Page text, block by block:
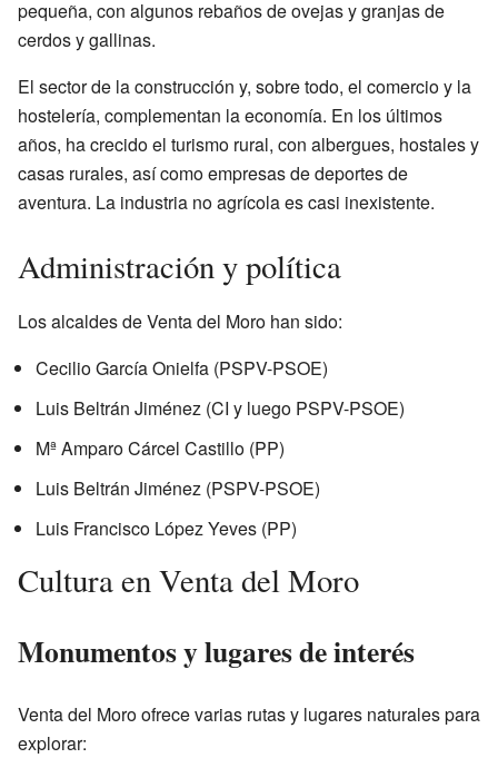
pequeña, con algunos rebaños de ovejas y granjas de
cerdos y gallinas.
El sector de la construcción y, sobre todo, el comercio y la
hostelería, complementan la economía. En los últimos
años, ha crecido el turismo rural, con albergues, hostales y
casas rurales, así como empresas de deportes de
aventura. La industria no agrícola es casi inexistente.
Administración y política
Los alcaldes de Venta del Moro han sido:
Cecilio García Onielfa (PSPV-PSOE)
Luis Beltrán Jiménez (CI y luego PSPV-PSOE)
Mª Amparo Cárcel Castillo (PP)
Luis Beltrán Jiménez (PSPV-PSOE)
Luis Francisco López Yeves (PP)
Cultura en Venta del Moro
Monumentos y lugares de interés
Venta del Moro ofrece varias rutas y lugares naturales para
explorar: